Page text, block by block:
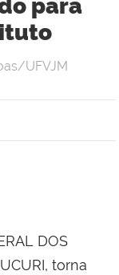
para
UFVJM
DOS
torna